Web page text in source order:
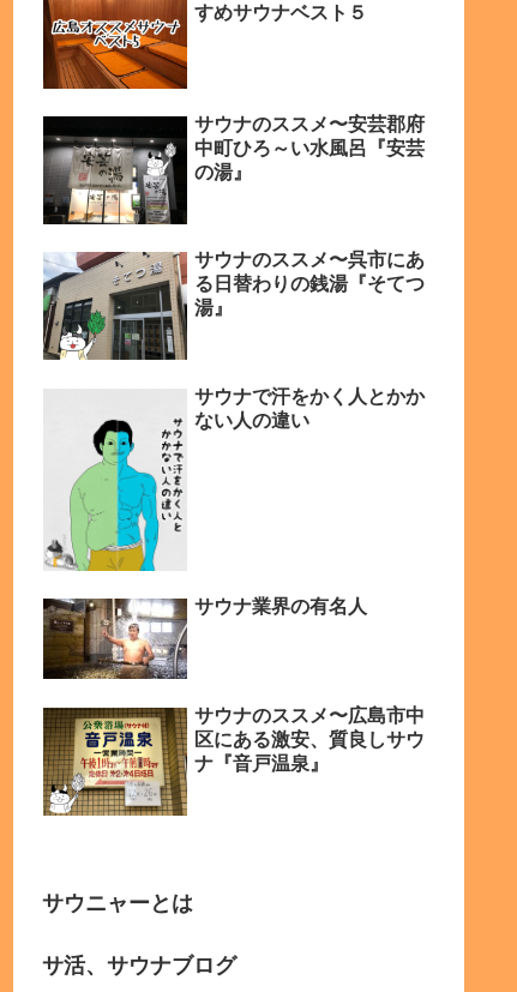
すめサウナベスト５
サウナのススメ〜安芸郡府
中町ひろ～い水風呂『安芸
の湯』
サウナのススメ〜呉市にあ
る日替わりの銭湯『そてつ
湯』
サウナで汗をかく人とかか
ない人の違い
サウナ業界の有名人
サウナのススメ〜広島市中
区にある激安、質良しサウ
ナ『音戸温泉』
サウニャーとは
サ活、サウナブログ